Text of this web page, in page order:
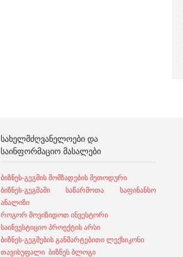
ᲡᲐᲮᲔᲚᲛᲫᲦᲕᲐᲜᲔᲚᲝᲔᲑᲘ ᲓᲐ
ᲡᲐᲘᲜᲤᲝᲠᲛᲐᲪᲘᲝ ᲛᲐᲡᲐᲚᲔᲑᲘ
ბიზნეს-გეგმის მომზადების მეთოდური
ბიზნეს-გეგმაში საწარმოთა საფინანსო
ანალიზი
როგორ მოვიზიდოთ ინვესტორი
საინვესტიციო პროექტის არსი
ბიზნეს-გეგმების განმარტებითი ლექსიკონი
თავისუფალი ბიზნეს ბლოგი